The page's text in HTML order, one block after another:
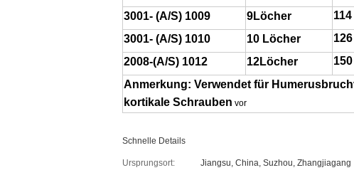
3001- (A/S) 1009
9Löcher
114
3001- (A/S) 1010
10 Löcher
126
2008-(A/S) 1012
12Löcher
150
Anmerkung: Verwendet für
kortikale Schrauben vor
Schnelle Details
Ursprungsort: Jiangsu, China, Suzhou, Zhangjiagang